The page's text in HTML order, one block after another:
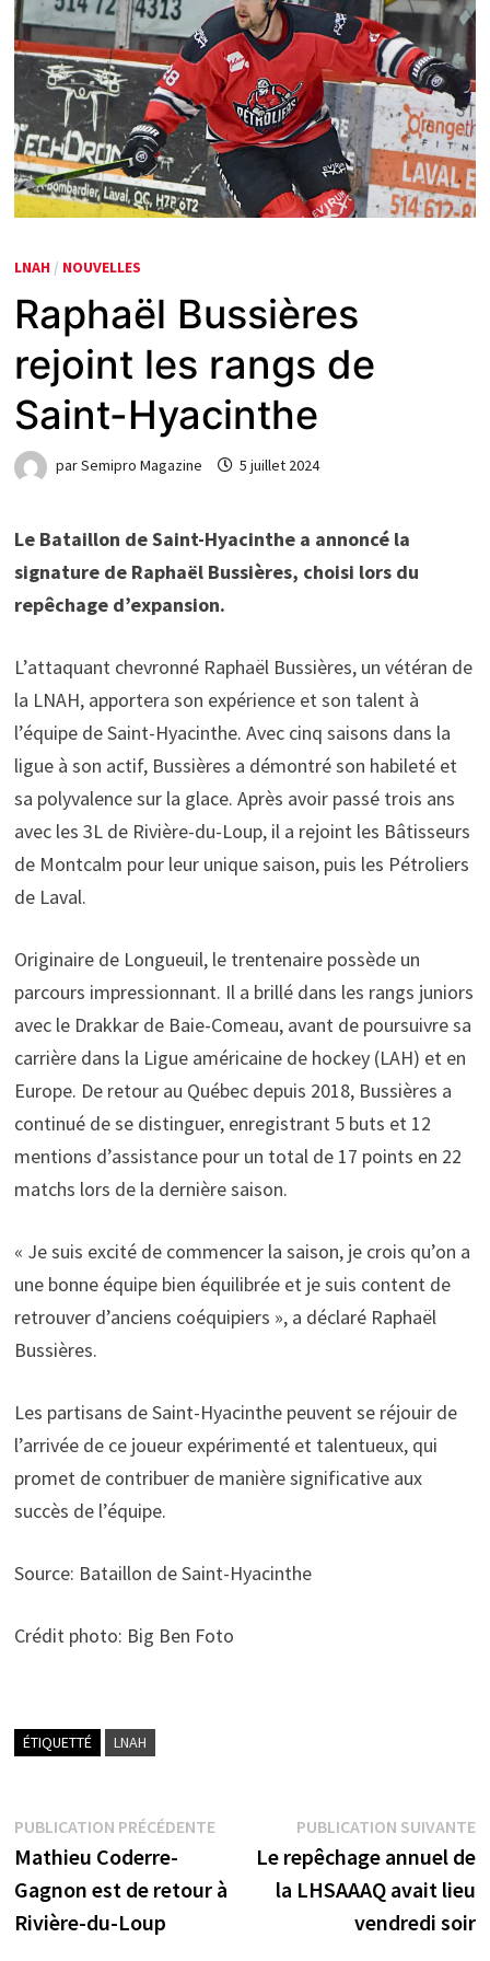
LNAH / NOUVELLES
Raphaël Bussières
rejoint les rangs de
Saint-Hyacinthe
parSemipro Magazine 5 juillet 2024
Le Bataillon de Saint-Hyacinthe a annoncé la
signature de Raphaël Bussières, choisi lors du
repêchage d’expansion.
L’attaquant chevronné Raphaël Bussières, un vétéran de
la LNAH, apportera son expérience et son talent à
l’équipe de Saint-Hyacinthe. Avec cinq saisons dans la
ligue à son actif, Bussières a démontré son habileté et
sa polyvalence sur la glace. Après avoir passé trois ans
avec les 3L de Rivière-du-Loup, il a rejoint les Bâtisseurs
de Montcalm pour leur unique saison, puis les Pétroliers
de Laval.
Originaire de Longueuil, le trentenaire possède un
parcours impressionnant. Il a brillé dans les rangs juniors
avec le Drakkar de Baie-Comeau, avant de poursuivre sa
carrière dans la Ligue américaine de hockey (LAH) et en
Europe. De retour au Québec depuis 2018, Bussières a
continué de se distinguer, enregistrant 5 buts et 12
mentions d’assistance pour un total de 17 points en 22
matchs lors de la dernière saison.
« Je suis excité de commencer la saison, je crois qu’on a
une bonne équipe bien équilibrée et je suis content de
retrouver d’anciens coéquipiers », a déclaré Raphaël
Bussières.
Les partisans de Saint-Hyacinthe peuvent se réjouir de
l’arrivée de ce joueur expérimenté et talentueux, qui
promet de contribuer de manière significative aux
succès de l’équipe.
Source: Bataillon de Saint-Hyacinthe
Crédit photo: Big Ben Foto
ÉTIQUETTÉ LNAH
Navigation
de
l’article
PUBLICATION PRÉCÉDENTEPublication
précédente :
Mathieu Coderre-
Gagnon est de retour à
Rivière-du-Loup
PUBLICATION SUIVANTE
Le repêchage annuel de
la LHSAAAQ avait lieu
vendredi soir